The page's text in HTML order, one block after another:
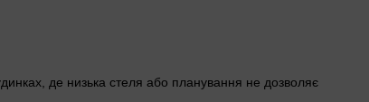
де низька стеля або планування не дозволяє